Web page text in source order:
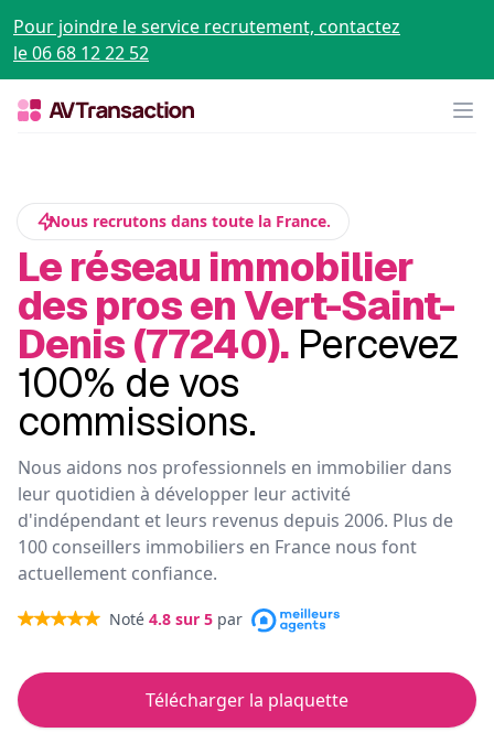
Pour joindre le service recrutement, contactez
le 06 68 12 22 52
Nous recrutons dans toute la France.
Le réseau immobilier
des pros en Vert-Saint-
Denis (77240). Percevez
100% de vos
commissions.
Nous aidons nos professionnels en immobilier dans
leur quotidien à développer leur activité
d'indépendant et leurs revenus depuis 2006. Plus de
100 conseillers immobiliers en France nous font
actuellement confiance.
Noté 4.8 sur 5 par
Télécharger la plaquette